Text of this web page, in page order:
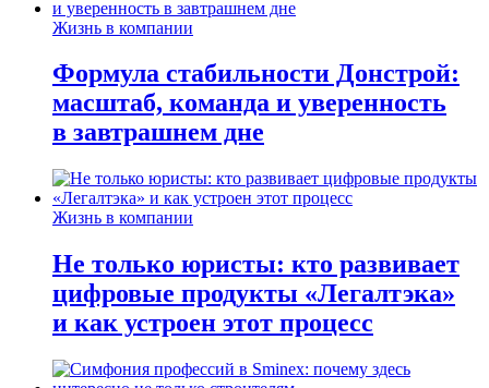
Жизнь в компании
Формула стабильности Донстрой:
масштаб, команда и уверенность
в завтрашнем дне
Жизнь в компании
Не только юристы: кто развивает
цифровые продукты «Легалтэка»
и как устроен этот процесс